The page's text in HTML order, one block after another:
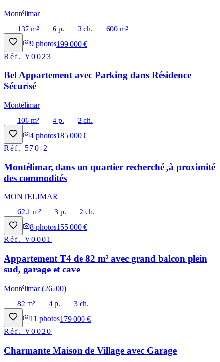
Montélimar
137 m²
6 p. 3 ch.
600 m²
9 photos199 000 €
Réf.V0023
Bel Appartement avec Parking dans Résidence
Sécurisé
Montélimar
106 m²
4 p.
2 ch.
4 photos185 000 €
Réf. 570-2
Montélimar, dans un quartier recherché ,à proximité
des commodités
MONTELIMAR
62.1 m²
3 p.
2 ch.
8 photos155 000 €
Réf.V0001
Appartement T4 de 82 m² avec grand balcon plein
sud, garage et cave
Montélimar (26200)
82 m²
4 p.
3 ch.
11 photos179 000 €
Réf.V0020
Charmante Maison de Village avec Garage